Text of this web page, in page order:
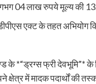
04 लाख रुपये मूल्य की
एक्ट के तहत अभियोग
के *“ड्रग्स फ्री देवभूमि”* के
में मादक पदार्थों की